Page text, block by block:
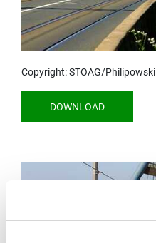
Copyright: STOAG/Philipowski
DOWNLOAD